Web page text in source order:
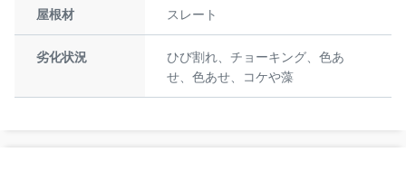
屋根材 スレート
劣化状況
ひび割れ、チョーキング、色あ
せ、色あせ、コケや藻